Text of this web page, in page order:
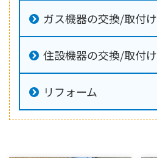
ガス機器の交換/取付け
住設機器の交換/取付け
リフォーム